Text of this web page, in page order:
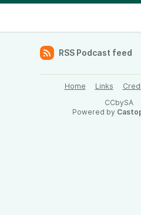
RSS Podcast feed
Home Links
CCbySA
Powered by